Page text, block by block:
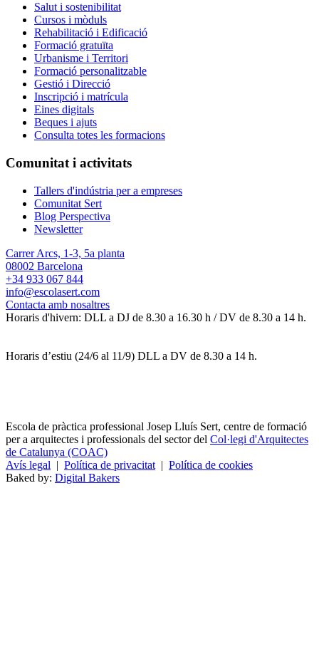
Salut i sostenibilitat
Cursos i mòduls
Rehabilitació i Edificació
Formació gratuïta
Urbanisme i Territori
Formació personalitzable
Gestió i Direcció
Inscripció i matrícula
Eines digitals
Beques i ajuts
Consulta totes les formacions
Comunitat i activitats
Tallers d'indústria per a empreses
Comunitat Sert
Blog Perspectiva
Newsletter
Carrer Arcs, 1-3, 5a planta
08002 Barcelona
+34 933 067 844
info@escolasert.com
Contacta amb nosaltres
Horaris d'hivern: DLL a DJ de 8.30 a 16.30 h / DV de 8.30 a 14 h.
Horaris d’estiu (24/6 al 11/9) DLL a DV de 8.30 a 14 h.
Escola de pràctica professional Josep Lluís Sert, centre de formació
per a arquitectes i professionals del sector del Col·legi d'Arquitectes
de Catalunya (COAC)
Avís legal | Política de privacitat | Política de cookies
Baked by: Digital Bakers